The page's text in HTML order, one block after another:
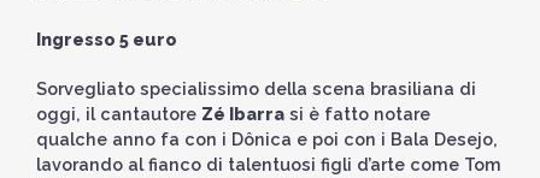
Ingresso 5 euro
Sorvegliato specialissimo della scena brasiliana di
oggi, il cantautore Zé Ibarra si è fatto notare
qualche anno fa con i Dônica e poi con i Bala Desejo,
lavorando al fianco di talentuosi figli d’arte come Tom